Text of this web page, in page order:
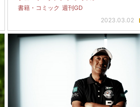
書籍・コミック 週刊GD
2023.03.02